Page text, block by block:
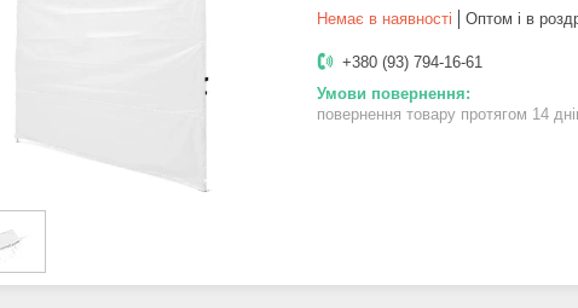
Немає в наявності Оптом і в
+380 (93) 794-16-61
повернення товару протягом 14